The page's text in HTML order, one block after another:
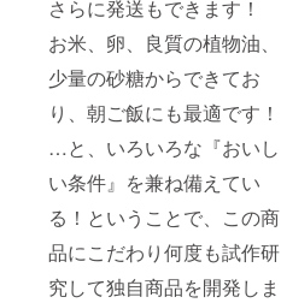
さらに発送もできます！
お米、卵、良質の植物油、
少量の砂糖からできてお
り、朝ご飯にも最適です！
…と、いろいろな『おいし
い条件』を兼ね備えてい
る！ということで、この商
品にこだわり何度も試作研
究して独自商品を開発しま